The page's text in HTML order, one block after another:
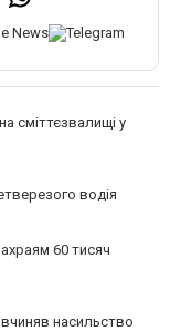
сміттєзвалищі у
водія
60 тисяч
вчиняв насильство